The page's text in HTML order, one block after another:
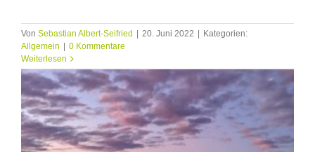
Von Sebastian Albert-Seifried | 20. Juni 2022 | Kategorien:
Allgemein | 0 Kommentare
Weiterlesen